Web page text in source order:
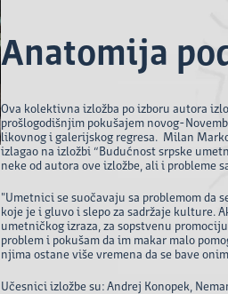
Anatomija
Ova kolektivna izložba po izboru autora
prošlogodišnjim pokušajem novog-
likovnog i galerijskog regresa. Milan
izlagao na izložbi “Budućnost srpske
neke od autora ove izložbe, ali i probleme
"Umetnici se suočavaju sa problemom da
koje je i gluvo i slepo za sadržaje kulture.
umetničkog izraza, za sopstvenu
problem i pokušam da im makar malo
njima ostane više vremena da se bave
Učesnici izložbe su: Andrej Konopek,